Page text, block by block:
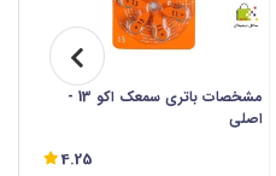
مشخصات باتری سمعک اکو 13 -
اصلی
4.25